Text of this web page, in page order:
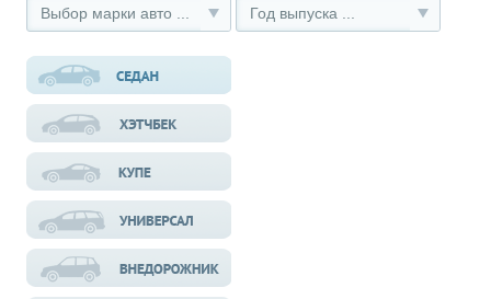
Выбор марки авто ... Год выпуска ...